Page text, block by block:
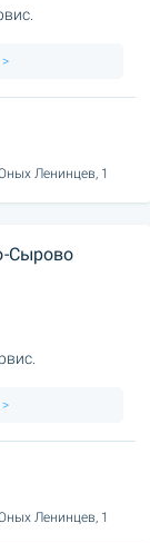
Ленинцев, 1
Сырово
Ленинцев, 1